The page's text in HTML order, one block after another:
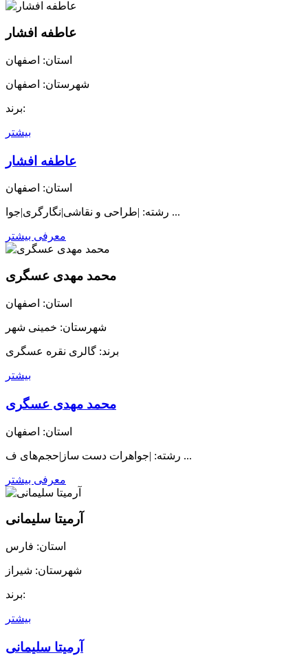
عاطفه افشار
استان: اصفهان
شهرستان: اصفهان
برند:
بیشتر
عاطفه افشار
استان: اصفهان
رشته: |طراحی و نقاشی|نگارگری|جوا ...
معرفی بیشتر
محمد مهدی عسگری
استان: اصفهان
شهرستان: خمینی شهر
برند: گالری نقره عسگری
بیشتر
محمد مهدی عسگری
استان: اصفهان
رشته: |جواهرات دست ساز|حجم‌های ف ...
معرفی بیشتر
آرمیتا سلیمانی
استان: فارس
شهرستان: شیراز
برند:
بیشتر
آرمیتا سلیمانی